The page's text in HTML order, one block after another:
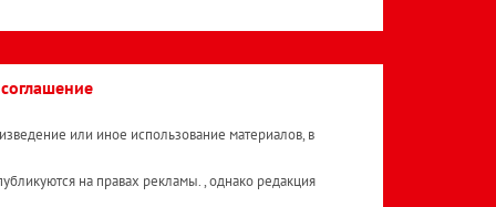
или иное использование материалов, в
на правах рекламы. , однако редакция